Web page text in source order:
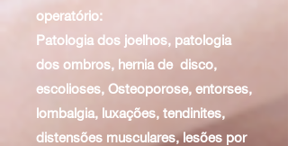
operatório:
Patologia dos joelhos, patologia
dos ombros, hernia de disco,
escolioses, Osteoporose, entorses,
lombalgia, luxações, tendinites,
distensões musculares, lesões por